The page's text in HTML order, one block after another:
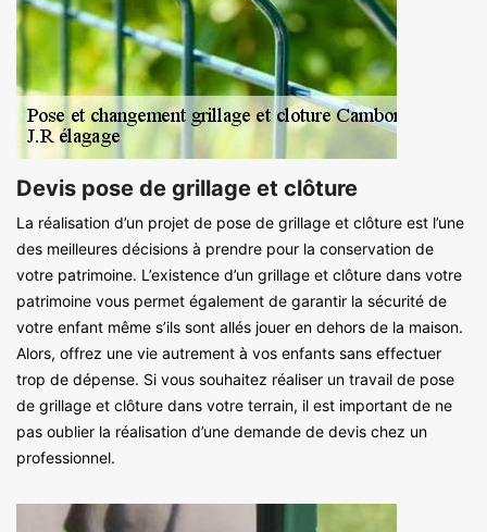
Devis pose de grillage et clôture
La réalisation d’un projet de pose de grillage et clôture est l’une
des meilleures décisions à prendre pour la conservation de
votre patrimoine. L’existence d’un grillage et clôture dans votre
patrimoine vous permet également de garantir la sécurité de
votre enfant même s’ils sont allés jouer en dehors de la maison.
Alors, offrez une vie autrement à vos enfants sans effectuer
trop de dépense. Si vous souhaitez réaliser un travail de pose
de grillage et clôture dans votre terrain, il est important de ne
pas oublier la réalisation d’une demande de devis chez un
professionnel.